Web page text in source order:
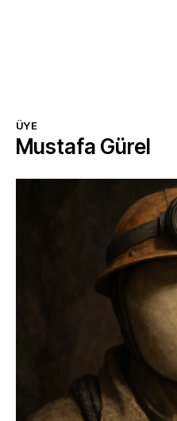
ÜYE
Mustafa Gürel